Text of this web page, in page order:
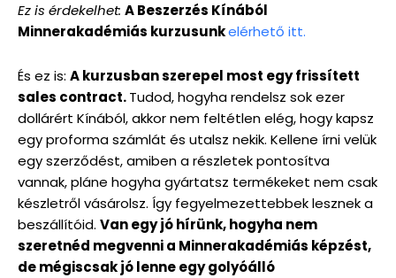
Ez is érdekelhet: A Beszerzés Kínából
Minnerakadémiás kurzusunkelérhető itt.
És ez is: A kurzusban szerepel most egy frissített
sales contract.Tudod, hogyha rendelsz sok ezer
dollárért Kínából, akkor nem feltétlen elég, hogy kapsz
egy proforma számlát és utalsz nekik. Kellene írni velük
egy szerződést, amiben a részletek pontosítva
vannak, pláne hogyha gyártatsz termékeket nem csak
készletről vásárolsz. Így fegyelmezettebbek lesznek a
beszállítóid. Van egy jó hírünk, hogyha nem
szeretnéd megvenni a Minnerakadémiás képzést,
de mégiscsak jó lenne egy golyóálló